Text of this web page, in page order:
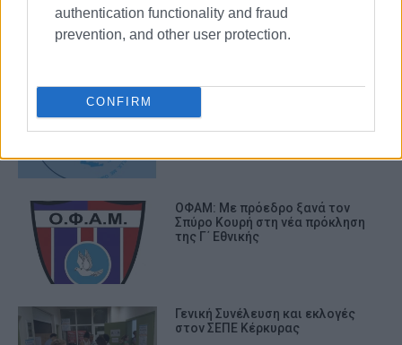
authentication functionality and fraud
prevention, and other user protection.
CONFIRM
Ομοσπονδία Εκμίσθωσης Ε.Ι.Χ. με
Οδηγό
ΟΦΑΜ: Με πρόεδρο ξανά τον
Σπύρο Κουρή στη νέα πρόκληση
της Γ΄ Εθνικής
Γενική Συνέλευση και εκλογές
στον ΣΕΠΕ Κέρκυρας